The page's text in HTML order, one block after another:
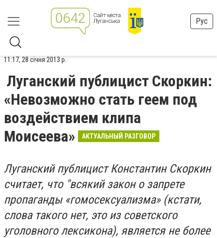
Рус
11:17, 28 січня 2013 р.
Луганский публицист Скоркин:
«Невозможно стать геем под
воздействием клипа
Моисеева»
АКТУАЛЬНЫЙ РАЗГОВОР
Луганский публицист Константин Скоркин
считает, что "всякий закон о запрете
пропаганды «гомосексуализма» (кстати,
слова такого нет, это из советского
уголовного лексикона), является не более